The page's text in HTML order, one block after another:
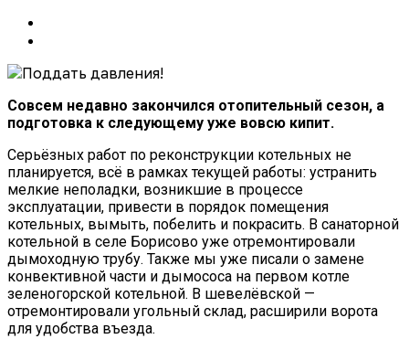
Совсем недавно закончился отопительный сезон, а
подготовка к следующему уже вовсю кипит.
Серьёзных работ по реконструкции котельных не
планируется, всё в рамках текущей работы: устранить
мелкие неполадки, возникшие в процессе
эксплуатации, привести в порядок помещения
котельных, вымыть, побелить и покрасить. В санаторной
котельной в селе Борисово уже отремонтировали
дымоходную трубу. Также мы уже писали о замене
конвективной части и дымососа на первом котле
зеленогорской котельной. В шевелёвской —
отремонтировали угольный склад, расширили ворота
для удобства въезда.